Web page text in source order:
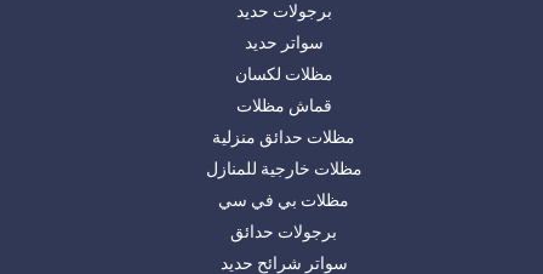
برجولات حديد
سواتر حديد
مظلات لكسان
قماش مظلات
مظلات حدائق منزلية
مظلات خارجية للمنازل
مظلات بي في سي
برجولات حدائق
سواتر شرائح حديد